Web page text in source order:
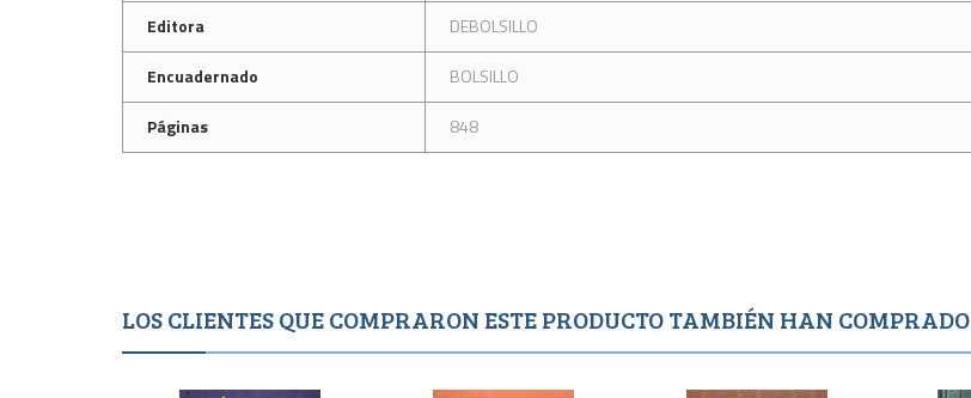
Editora
DEBOLSILLO
Encuadernado
BOLSILLO
Páginas
848
LOS CLIENTES QUE COMPRARON ESTE PRODUCTO TAMBIÉN HAN COMPRADO